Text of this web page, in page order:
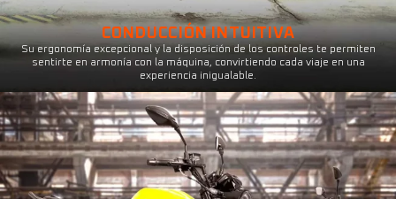
CONDUCCIÓN INTUITIVA
Su ergonomía excepcional y la disposición de los controles te permiten
sentirte en armonía con la máquina, convirtiendo cada viaje en una
experiencia inigualable.